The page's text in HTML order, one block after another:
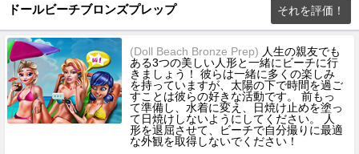
ドールビーチブロンズプレップ それを評価！
(Doll Beach Bronze Prep) 人生の親友でも
ある3つの美しい人形と一緒にビーチに行
きましょう！ 彼らは一緒に多くの楽しみ
を持っていますが、太陽の下で時間を過ご
すことは彼らの好きな活動です。 前もっ
て準備し、水着に変え、日焼け止めを塗っ
て日焼けしないようにしてください。 人
形を退屈させて、ビーチで自分撮りに最適
な外観を取得しないでください！